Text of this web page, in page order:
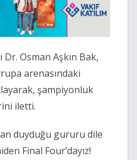
Osman Aşkın Bak,
arenasındaki
şampiyonluk
iletti.
duyduğu gururu dile
Final Four’dayız!